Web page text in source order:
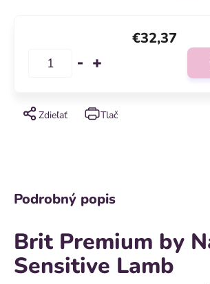
Tlač
Zdieľať
€32,37
Podrobný popis
Brit Premium by
Sensitive Lamb